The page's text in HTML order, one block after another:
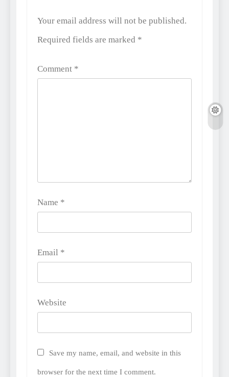
Your email address will not be published.
Required fields are marked *
Comment *
Name *
Email *
Website
Save my name, email, and website in this
browser for the next time I comment.
Alternative: